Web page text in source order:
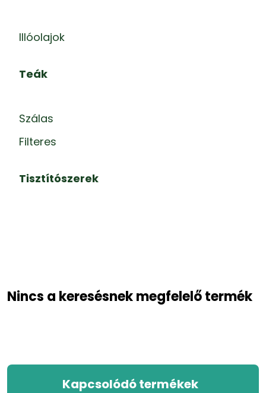
Illóolajok
Teák
Szálas
Filteres
Tisztítószerek
Nincs a keresésnek megfelelő termék
Kapcsolódó termékek